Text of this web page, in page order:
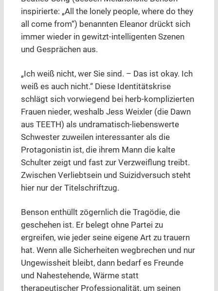
inspirierte: „All the lonely people, where do they
all come from“) benannten Eleanor drückt sich
immer wieder in gewitzt-intelligenten Szenen
und Gesprächen aus.
„Ich weiß nicht, wer Sie sind. – Das ist okay. Ich
weiß es auch nicht.“ Diese Identitätskrise
schlägt sich vorwiegend bei herb-komplizierten
Frauen nieder, weshalb Jess Weixler (die Dawn
aus TEETH) als undramatisch-liebenswerte
Schwester zuweilen interessanter als die
Protagonistin ist, die ihrem Mann die kalte
Schulter zeigt und fast zur Verzweiflung treibt.
Zwischen Verliebtsein und Suizidversuch steht
hier nur der Titelschriftzug.
Benson enthüllt zögernlich die Tragödie, die
geschehen ist. Er belegt ohne Partei zu
ergreifen, wie jeder seine eigene Art zu trauern
hat. Wenn alle Sicherheiten wegbrechen und nur
Ungewissheit bleibt, dann bedarf es Freunde
und Nahestehende, Wärme statt
therapeutischer Professionalität, um seinen